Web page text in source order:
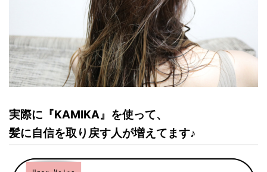
実際に『KAMIKA』を使って、
髪に自信を取り戻す人が増えてます♪